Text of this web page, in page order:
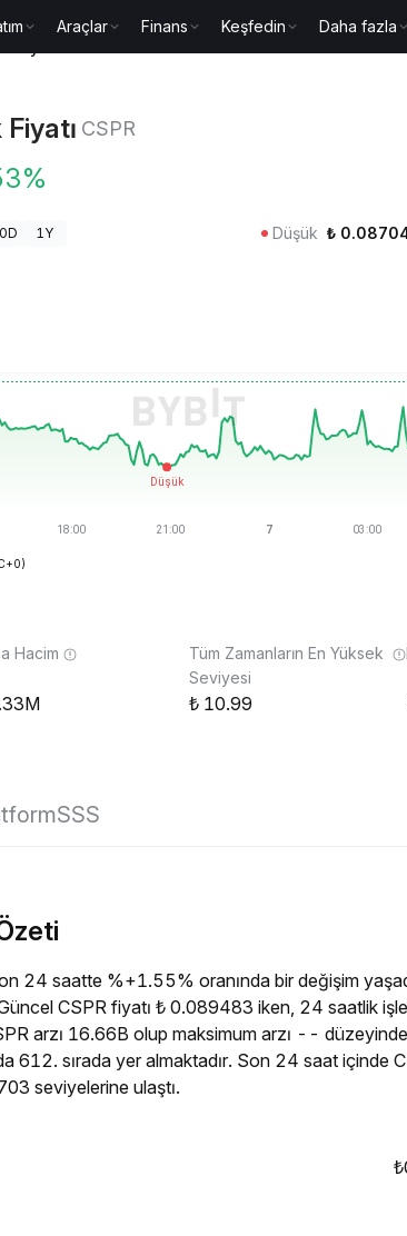
Araçlar Finans Keşfedin Daha fazla
CSPR
1Y Düşük ₺
Hacim
Tüm Zamanların En Yüksek
Seviyesi
10.99
SSS
24 saatte %+1.55% oranında bir değişim
CSPR fiyatı ₺ 0.089483 iken, 24 saatlik
arzı 16.66B olup maksimum arzı --
612. sırada yer almaktadır. Son 24 saat içinde
seviyelerine ulaştı.